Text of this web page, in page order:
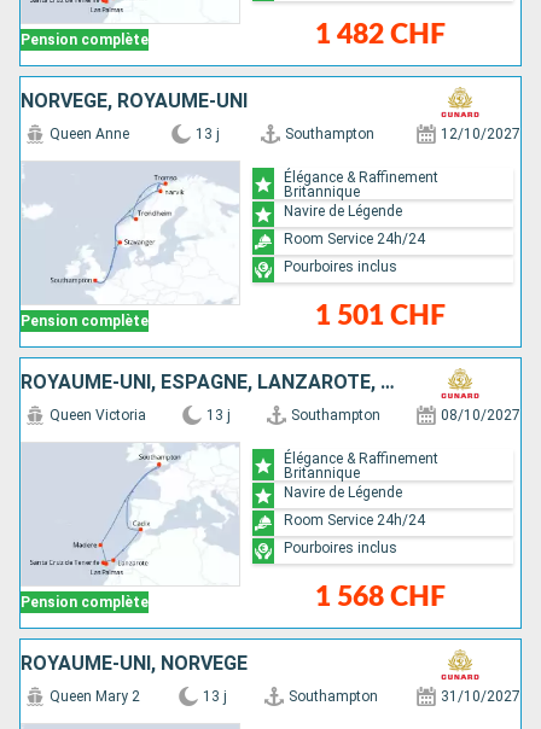
Pension complète 1 482 CHF
NORVÈGE, ROYAUME-UNI
Pension complète
Queen Anne 13 j Southampton 12/10/2027
1 501 CHF
Élégance & Raffinement
Britannique
Navire de Légende
Room Service 24h/24
Pourboires inclus
ROYAUME-UNI, ESPAGNE, LANZAROTE, TENERIFE, MAJORQUE, PORTUGAL
Pension complète
Queen Victoria 13 j Southampton 08/10/2027
1 568 CHF
Élégance & Raffinement
Britannique
Navire de Légende
Room Service 24h/24
Pourboires inclus
ROYAUME-UNI, NORVÈGE
Queen Mary 2 13 j Southampton 31/10/2027